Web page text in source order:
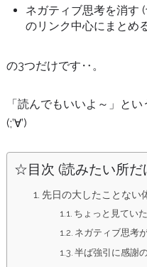
ネガティブ思考を消す
のリンク中心にまとめ
の3つだけです‥。
「読んでもいいよ～」と
(;’∀’)
☆目次 (読みたい所
先日の大したことない
ちょっと見てい
ネガティブ思考
半ば強引に感謝